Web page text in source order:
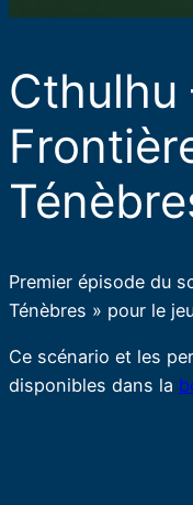
Cthulhu
Premier épisode du
Ténèbres » pour le
Ce scénario et les
disponibles dans la